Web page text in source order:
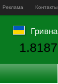
Реклама Контакты
Гривна
1.8187